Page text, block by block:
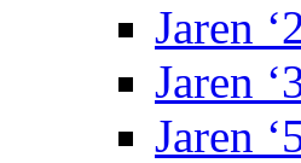
Jaren
Jaren
Jaren